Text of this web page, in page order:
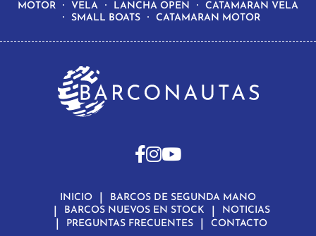
MOTOR VELA LANCHA OPEN
CATAMARAN VELA
SMALL BOATS
CATAMARAN MOTOR
INICIO
BARCOS DE SEGUNDA MANO
BARCOS NUEVOS EN STOCK
NOTICIAS
PREGUNTAS FRECUENTES
CONTACTO